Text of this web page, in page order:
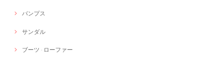
パンプス
サンダル
ブーツ · ローファー